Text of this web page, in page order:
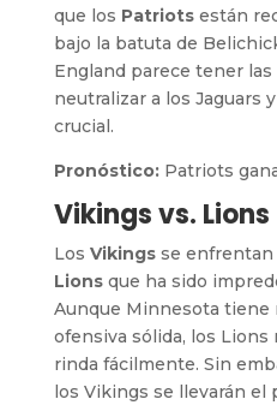
que los Patriotsestán
bajo la batuta de
England parece tener
neutralizar a los Jaguars
crucial.
Pronóstico:Patriots
Vikings vs.
Los Vikingsse enfrentan
Lionsque ha sido
Aunque Minnesota tiene
ofensiva sólida, los Lions
rinda fácilmente. Sin
los Vikings se llevarán el